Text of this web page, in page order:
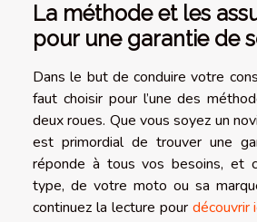
La méthode et les
pour une garantie de
Dans le but de conduire votre
faut choisir pour l’une des
deux roues. Que vous soyez un
est primordial de trouver une
réponde à tous vos besoins, et
type, de votre moto ou sa
continuez la lecture pour découvrir